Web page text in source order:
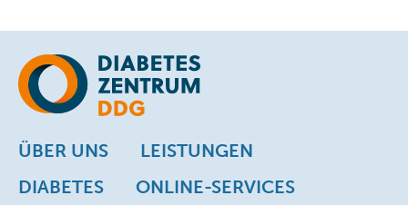
ÜBER UNS
LEISTUNGEN
DIABETES
ONLINE-SERVICES